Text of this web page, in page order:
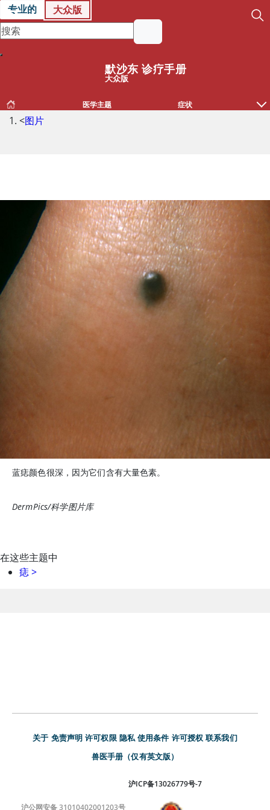
专业的 大众版
默沙东 诊疗手册
大众版
医学主题 症状
<图片
蓝痣颜色很深，因为它们含有大量色素。
DermPics/科学图片库
在这些主题中
痣>
关于 免责声明 许可权限 隐私 使用条件 许可授权 联系我们
兽医手册（仅有英文版）
沪ICP备13026779号-7
沪公网安备 31010402001203号